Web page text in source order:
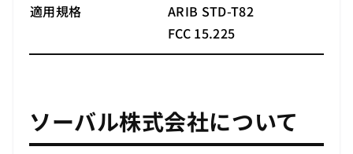
適用規格
ARIB STD-T82
FCC 15.225
ソーバル株式会社について